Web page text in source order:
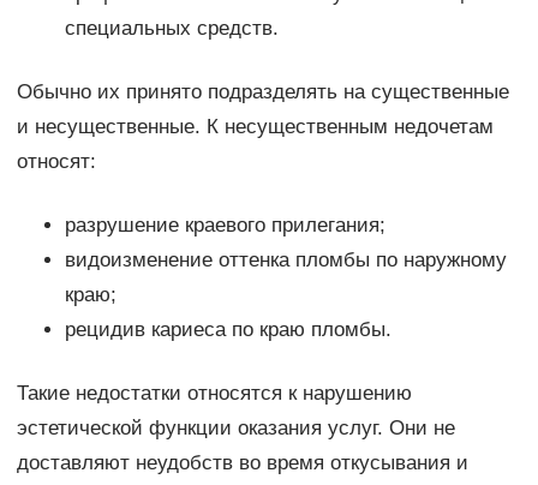
специальных средств.
Обычно их принято подразделять на существенные
и несущественные. К несущественным недочетам
относят:
разрушение краевого прилегания;
видоизменение оттенка пломбы по наружному
краю;
рецидив кариеса по краю пломбы.
Такие недостатки относятся к нарушению
эстетической функции оказания услуг. Они не
доставляют неудобств во время откусывания и